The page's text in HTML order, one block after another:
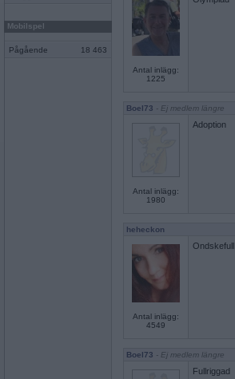
Mobilspel
Pågående 18 463
Antal inlägg:
1225
Boel73 - Ej medlem längre
Antal inlägg:
1980
Adoption
heheckon
Antal inlägg:
4549
Ondskefull
Boel73 - Ej medlem längre
Fullriggad